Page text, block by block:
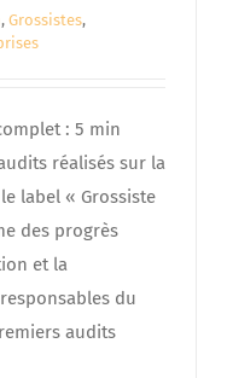
, Grossistes,
: 5 min
réalisés sur la
label « Grossiste
des progrès
et la
du
audits